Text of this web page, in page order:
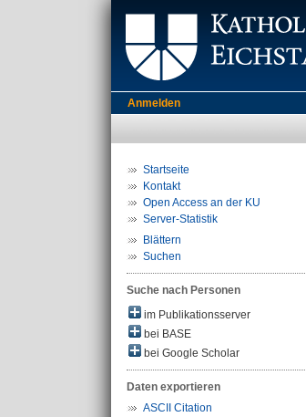
Anmelden
Startseite
Kontakt
Open Access an der KU
Server-Statistik
Blättern
Suchen
Suche nach Personen
im Publikationsserver
bei BASE
bei Google Scholar
Daten exportieren
ASCII Citation